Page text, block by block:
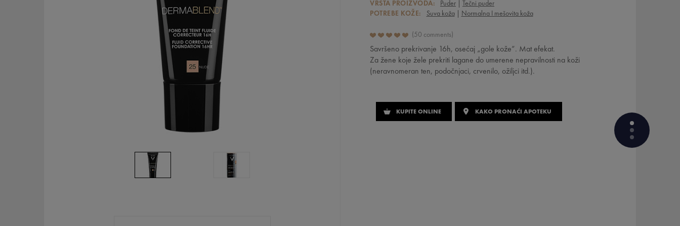
VRSTA PROIZVODA: Puder
Tečni puder
POTREBE KOŽE:
Suva koža Normalna I mešovita koža
50 comments
Savršeno prekrivanje 16h, osećaj „gole kože”. Mat efekat.
Za žene koje žele prekriti lagane do umerene nepravilnosti na koži
(neravnomeran ten, podočnjaci, crvenilo, ožiljci itd.).
KUPITE ONLINE KAKO PRONAĆI APOTEKU